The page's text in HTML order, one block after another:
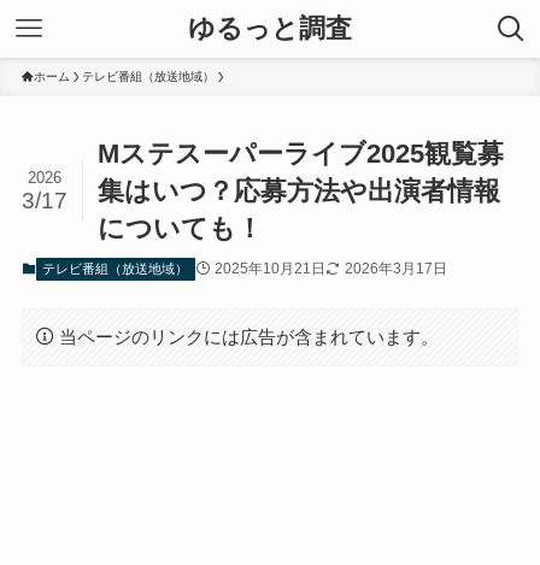
ゆるっと調査
ホーム テレビ番組（放送地域）
Mステスーパーライブ2025観覧募
集はいつ？応募方法や出演者情報
についても！
2026
3/17
テレビ番組（放送地域） 2025年10月21日 2026年3月17日
当ページのリンクには広告が含まれています。